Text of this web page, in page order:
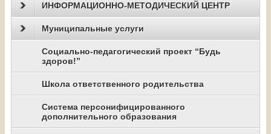
ИНФОРМАЦИОННО-МЕТОДИЧЕСКИЙ ЦЕНТР
Муниципальные услуги
Социально-педагогический проект “Будь
здоров!”
Школа ответственного родительства
Система персонифицированного
дополнительного образования